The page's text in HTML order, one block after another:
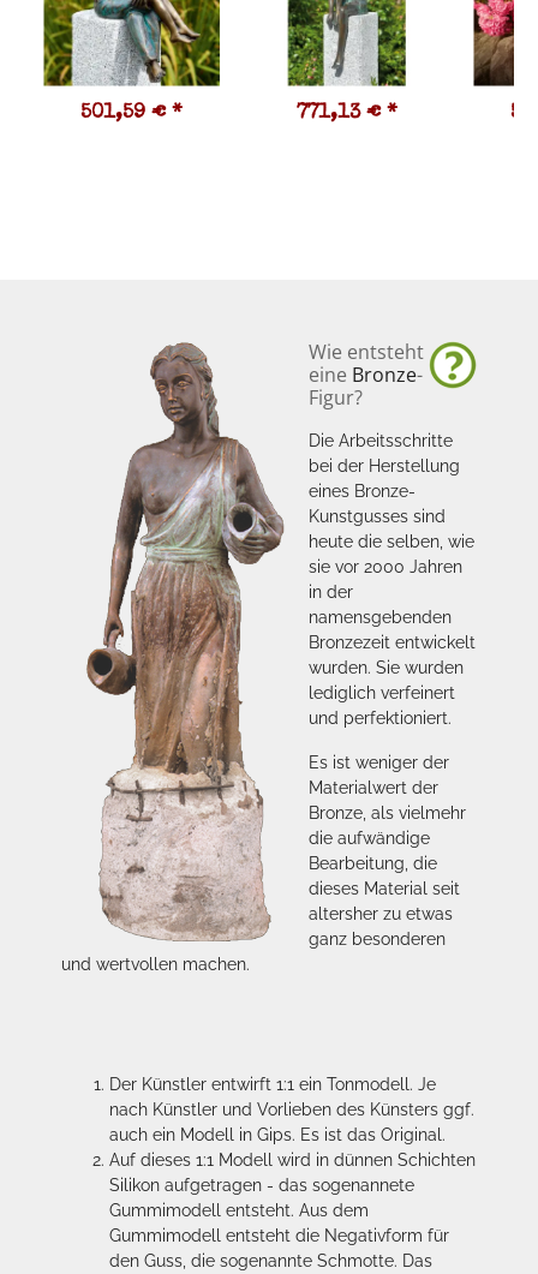
501,59 € * 771,13 € *
Wie entsteht
eine Bronze-
Figur?
Die Arbeitsschritte
bei der Herstellung
eines Bronze-
Kunstgusses sind
heute die selben, wie
sie vor 2000 Jahren
in der
namensgebenden
Bronzezeit entwickelt
wurden. Sie wurden
lediglich verfeinert
und perfektioniert.
Es ist weniger der
Materialwert der
Bronze, als vielmehr
die aufwändige
Bearbeitung, die
dieses Material seit
altersher zu etwas
ganz besonderen
und wertvollen machen.
Der Künstler entwirft 1:1 ein Tonmodell. Je
nach Künstler und Vorlieben des Künsters ggf.
auch ein Modell in Gips. Es ist das Original.
Auf dieses 1:1 Modell wird in dünnen Schichten
Silikon aufgetragen - das sogenannete
Gummimodell entsteht. Aus dem
Gummimodell entsteht die Negativform für
den Guss, die sogenannte Schmotte. Das